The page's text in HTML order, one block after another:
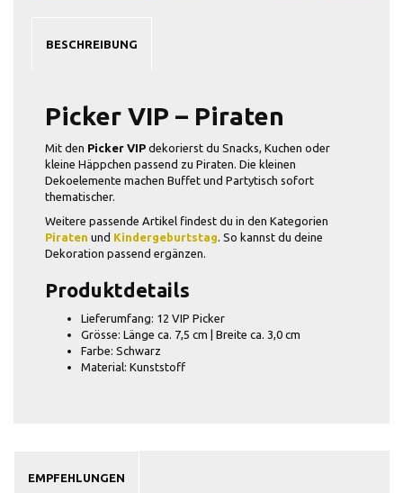
BESCHREIBUNG
Picker VIP – Piraten
Mit den Picker VIP dekorierst du Snacks, Kuchen oder
kleine Häppchen passend zu Piraten. Die kleinen
Dekoelemente machen Buffet und Partytisch sofort
thematischer.
Weitere passende Artikel findest du in den Kategorien
Piraten und Kindergeburtstag. So kannst du deine
Dekoration passend ergänzen.
Produktdetails
Lieferumfang: 12 VIP Picker
Grösse: Länge ca. 7,5 cm | Breite ca. 3,0 cm
Farbe: Schwarz
Material: Kunststoff
EMPFEHLUNGEN